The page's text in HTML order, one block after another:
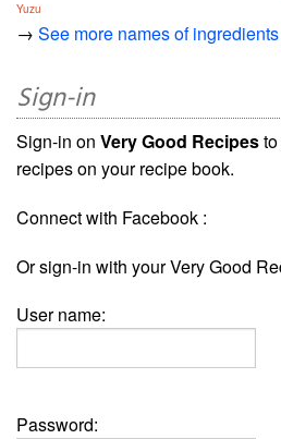
Yuzu
→ See more names of
Sign-in
Sign-in on Very Good Recipes
recipes on your recipe book.
Connect with Facebook :
Or sign-in with your Very Good
User name:
Password: